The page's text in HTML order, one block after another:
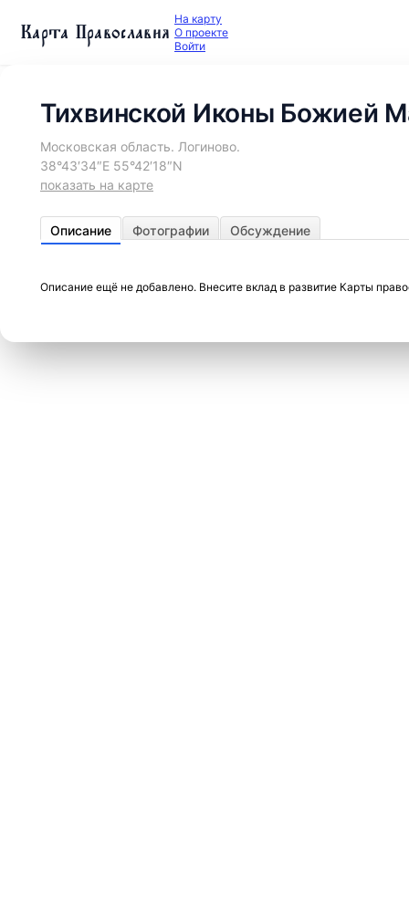
Карта Православия На карту
О проекте
Войти
Тихвинской Иконы Божией
Московская область. Логиново.
38°43′34″E 55°42′18″N
показать на карте
Описание Фотографии Обсуждение
Описание ещё не добавлено. Внесите вклад в развитие Карты